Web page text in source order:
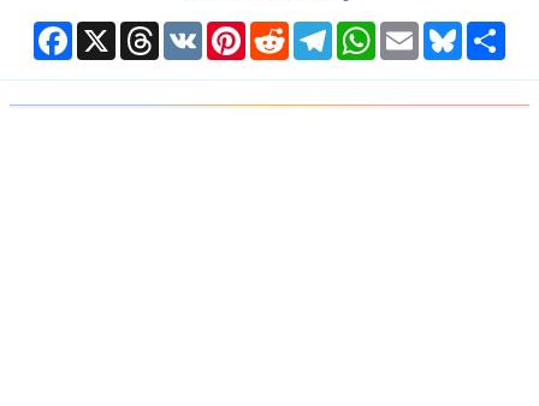
Facebook
X ThreadsVK PinterestReddit TelegramWhatsApp
Email Bluesky